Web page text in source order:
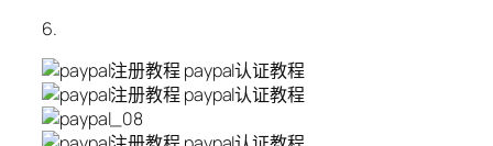
6.